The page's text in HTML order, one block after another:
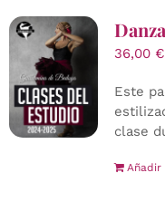
36,00 €
Este
clase